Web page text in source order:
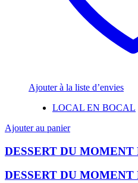
Ajouter à la liste d’envies
LOCAL EN BOCAL
Ajouter au panier
DESSERT DU
DESSERT DU